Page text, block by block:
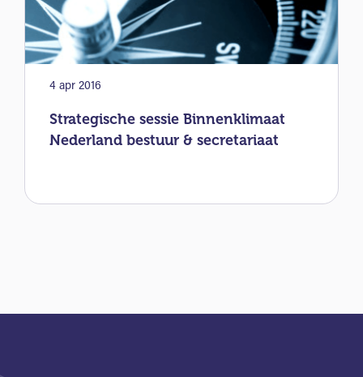
4 apr 2016
Strategische sessie Binnenklimaat
Nederland bestuur & secretariaat